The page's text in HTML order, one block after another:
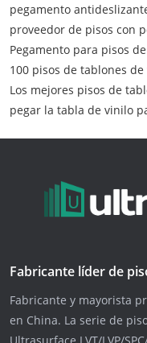
pegamento
proveedor de pisos con
Pegamento para pisos
100 pisos de tablones
Los mejores pisos de
pegar la tabla de vinilo
Fabricante líder de
Fabricante y mayorista
en China. La serie de